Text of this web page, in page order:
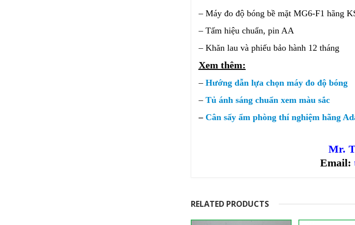
– Máy đo độ bóng bề mặt MG6-F1 hãng
– Tấm hiệu chuẩn, pin AA
– Khăn lau và phiếu bảo hành 12 tháng
Xem thêm:
– Hướng dẫn lựa chọn máy đo độ bóng
– Tủ ánh sáng chuẩn xem màu sắc
– Cân sấy ẩm phòng thí nghiệm hãng
Mr.
Email:
RELATED PRODUCTS